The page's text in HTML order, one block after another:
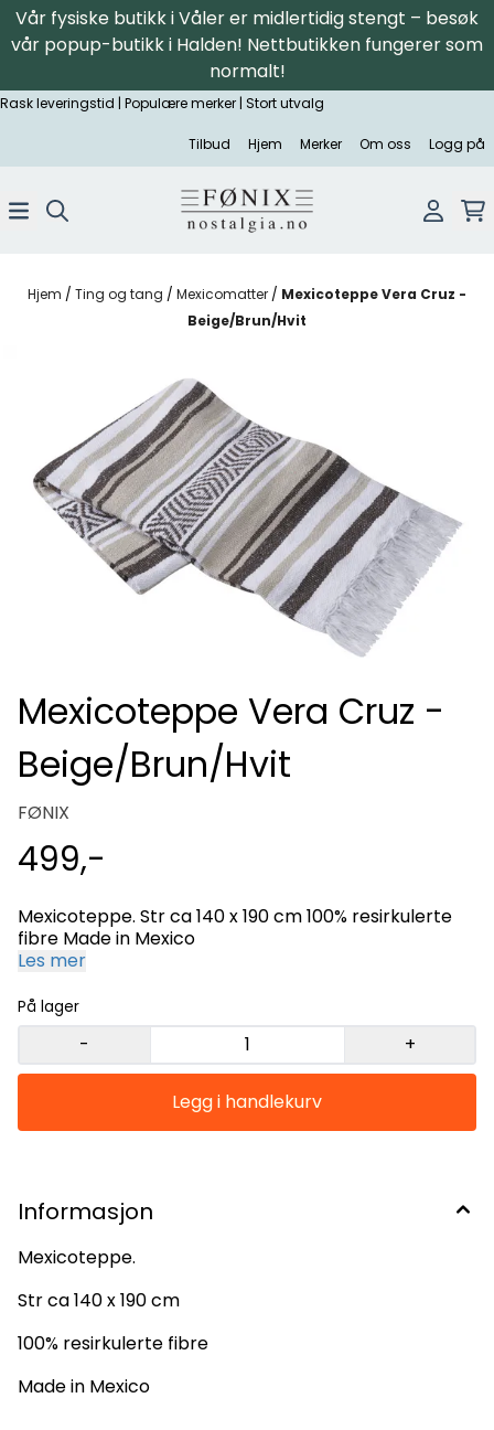
Hopp til innhold
Vår fysiske butikk i Våler er midlertidig stengt – besøk
vår popup-butikk i Halden! Nettbutikken fungerer som
normalt!
Rask leveringstid | Populære merker | Stort utvalg
Tilbud Hjem Merker Om oss Logg på
Hjem / Ting og tang / Mexicomatter / Mexicoteppe Vera Cruz -
Beige/Brun/Hvit
Mexicoteppe Vera Cruz -
Beige/Brun/Hvit
FØNIX
499,-
Mexicoteppe. Str ca 140 x 190 cm 100% resirkulerte
fibre Made in Mexico
Les mer
På lager
- +
Informasjon
Mexicoteppe.
Str ca 140 x 190 cm
100% resirkulerte fibre
Made in Mexico